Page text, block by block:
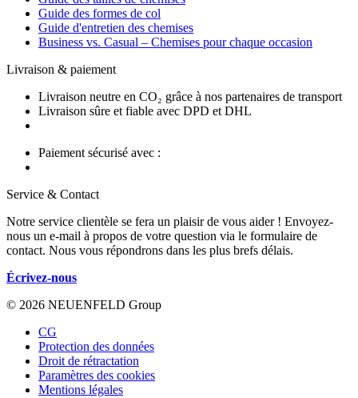
Guide des formes de col
Guide d'entretien des chemises
Business vs. Casual – Chemises pour chaque occasion
Livraison & paiement
Livraison neutre en CO₂ grâce à nos partenaires de transport
Livraison sûre et fiable avec DPD et DHL
Paiement sécurisé avec :
Service & Contact
Notre service clientèle se fera un plaisir de vous aider ! Envoyez-
nous un e-mail à propos de votre question via le formulaire de
contact. Nous vous répondrons dans les plus brefs délais.
Écrivez-nous
© 2026 NEUENFELD Group
CG
Protection des données
Droit de rétractation
Paramètres des cookies
Mentions légales